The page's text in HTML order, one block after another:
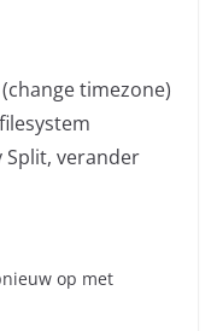
timezone)
Split, verander
op met